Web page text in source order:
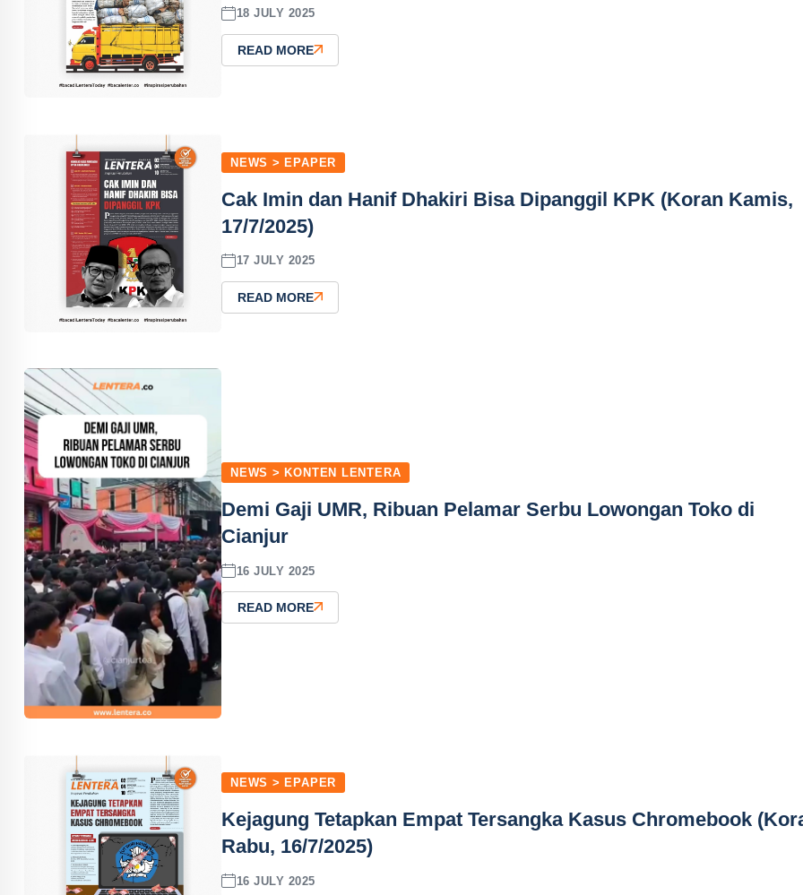
18 JULY 2025
READ MORE
NEWS > EPAPER
Cak Imin dan Hanif Dhakiri Bisa Dipanggil KPK (Koran Kamis,
17/7/2025)
17 JULY 2025
READ MORE
NEWS > KONTEN LENTERA
Demi Gaji UMR, Ribuan Pelamar Serbu Lowongan Toko di
Cianjur
16 JULY 2025
READ MORE
NEWS > EPAPER
Kejagung Tetapkan Empat Tersangka Kasus Chromebook
Rabu, 16/7/2025)
16 JULY 2025